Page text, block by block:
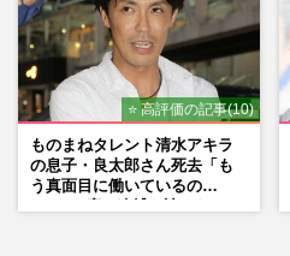
⭐ 高評価の記事(10)
ものまねタレント清水アキラ
の息子・良太郎さん死去「も
う真面目に働いているの